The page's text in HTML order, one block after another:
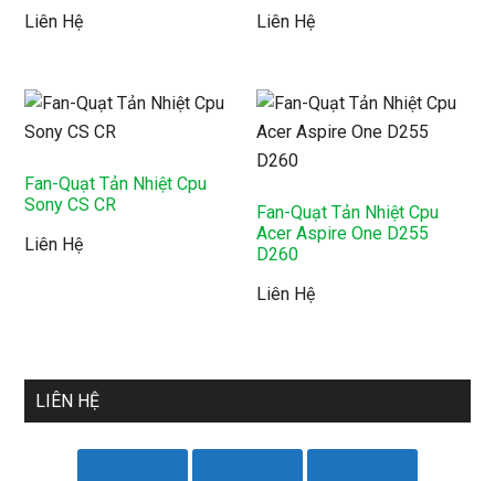
Liên Hệ
Liên Hệ
Fan-Quạt Tản Nhiệt Cpu
Sony CS CR
Liên Hệ
Fan-Quạt Tản Nhiệt Cpu
Acer Aspire One D255
D260
Liên Hệ
LIÊN HỆ